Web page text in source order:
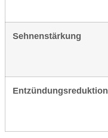
Sehnenstärkung
Entzündungsreduktion